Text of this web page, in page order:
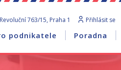
Revoluční 763/15, Praha 1 Přihlásit se
podnikatele Poradna